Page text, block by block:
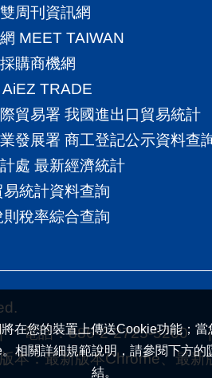
在您的裝置上傳送Cookie功能；
相關詳細規範說明，請參閱下方的
結。
周刊資訊網
MEET TAIWAN
購商機網
TRADE
貿易署 我國進出口貿易統計
發展署 商工登記公示資料查
處 最新經濟統計
易統計資料查詢
則稅率綜合查詢
| 電話：886-2-2725-
本：最新版本Chrome、